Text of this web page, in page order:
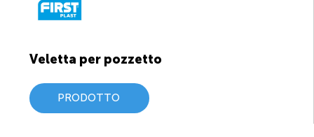
Veletta per pozzetto
PRODOTTO